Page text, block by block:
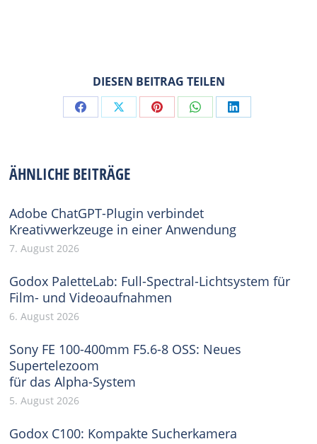
DIESEN BEITRAG TEILEN
Share Share Share Share Share
ÄHNLICHE BEITRÄGE
Adobe ChatGPT-Plugin verbindet
Kreativwerkzeuge in einer Anwendung
7. August 2026
Godox PaletteLab: Full-Spectral-Lichtsystem für
Film- und Videoaufnahmen
6. August 2026
Sony FE 100-400mm F5.6-8 OSS: Neues
Supertelezoom
für das Alpha-System
5. August 2026
Godox C100: Kompakte Sucherkamera